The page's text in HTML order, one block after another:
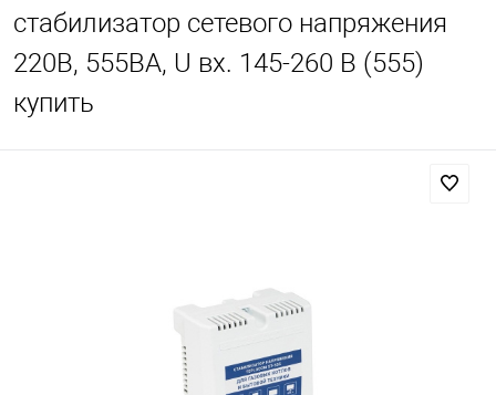
стабилизатор сетевого напряжения
220В, 555ВА, U вх. 145-260 В (555)
купить